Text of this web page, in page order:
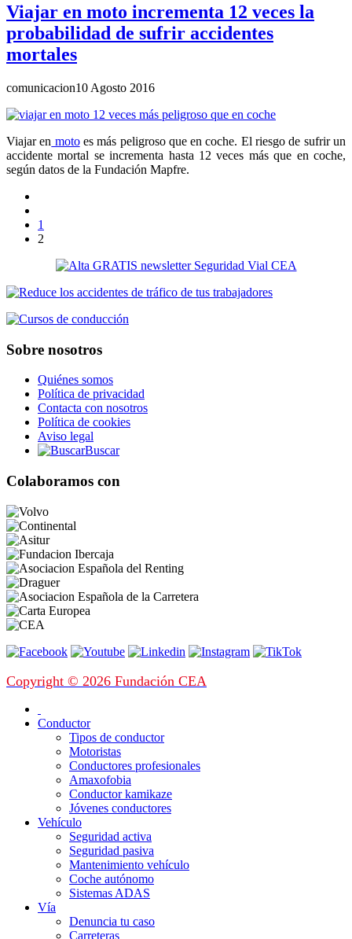
Viajar en moto incrementa 12 veces la
probabilidad de sufrir accidentes
mortales
comunicacion10 Agosto 2016
Viajar en motoes más peligroso que en coche. El riesgo de sufrir un
accidente mortal se incrementa hasta 12 veces más que en coche,
según datos de la Fundación Mapfre.
1
2
Sobre nosotros
Quiénes somos
Política de privacidad
Contacta con nosotros
Política de cookies
Aviso legal
Buscar
Colaboramos con
Copyright © 2026 Fundación CEA
Conductor
Tipos de conductor
Motoristas
Conductores profesionales
Amaxofobia
Conductor kamikaze
Jóvenes conductores
Vehículo
Seguridad activa
Seguridad pasiva
Mantenimiento vehículo
Coche autónomo
Sistemas ADAS
Vía
Denuncia tu caso
Carreteras